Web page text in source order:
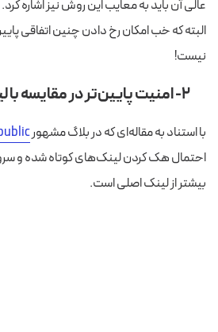
عالی آن باید به معایب این روش نیز اشاره کرد.
البته که خب امکان رخ دادن چنین اتفاقی
نیست!
۲- امنیت پایین‌تر در مقایسه با لینک اصلی
با استناد به مقاله‌ای که در بلاگ مشهور
احتمال هک کردن لینک‌های کوتاه شده و
بیشتر از لینک اصلی است.